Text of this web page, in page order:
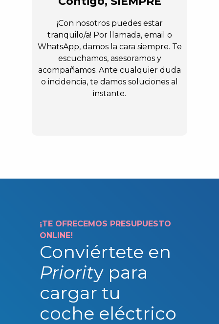
¡Con nosotros puedes estar
tranquilo/a! Por llamada, email o
WhatsApp, damos la cara siempre. Te
escuchamos, asesoramos y
acompañamos. Ante cualquier duda
o incidencia, te damos soluciones al
instante.
¡TE OFRECEMOS PRESUPUESTO
ONLINE!
Conviértete en
Priority para
cargar tu
coche eléctrico